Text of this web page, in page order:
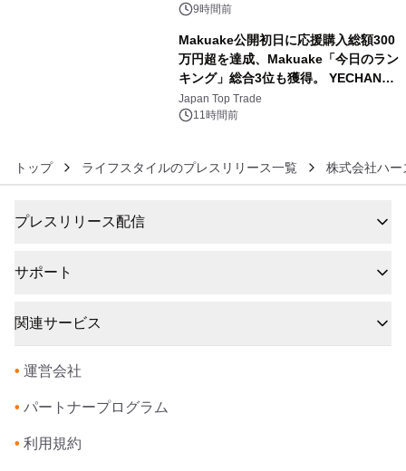
BEYOND POSSIBILITY ―』を上映！
9時間前
Makuake公開初日に応援購入総額300
万円超を達成、Makuake「今日のラン
キング」総合3位も獲得。 YECHAN音
浴シンギングボウル第2弾の大型サイ
ズ（XL・2XL・3XL）を先行販売中
Japan Top Trade
11時間前
トップ ライフスタイルのプレスリリース一覧 株式会社ハー
プレスリリース配信
サポート
関連サービス
• 運営会社
• パートナープログラム
• 利用規約